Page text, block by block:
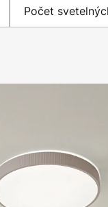
Počet